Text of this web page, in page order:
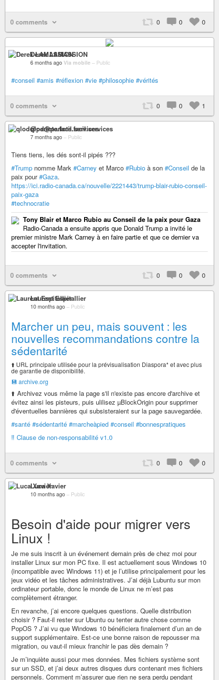
0 comments 0 0 0
Derek LAMASSION
6 months ago Via mobile – Public
#conseil #amis #réflexion #vie #philosophie #vérités
0 comments 0 0 1
qlod@parlote.facil.services
7 months ago – Public
Tiens tiens, les dés sont-il pipés ???
#Trump nomme Mark #Carney et Marco #Rubio à son #Conseil de la
paix pour#Gaza.
https://ici.radio-canada.ca/nouvelle/2221443/trump-blair-rubio-conseil-
paix-gaza
#technocratie
Tony Blair et Marco Rubio au Conseil de la paix pour Gaza
Radio-Canada a ensuite appris que Donald Trump a invité le
premier ministre Mark Carney à en faire partie et que ce dernier va
accepter l'invitation.
0 comments 0 0 0
Laurent Espitallier
10 months ago – Public
Marcher un peu, mais souvent : les
nouvelles recommandations contre la
sédentarité
⬆️ URL principale utilisée pour la prévisualisation Diaspora* et avec plus
de garantie de disponibilité.
💾 archive.org
⬆️ Archivez vous même la page s'il n'existe pas encore d'archive et
évitez ainsi les pisteurs, puis ulilisez µBlockOrigin pour supprimer
d'éventuelles bannières qui subsisteraient sur la page sauvegardée.
#santé #sédentarité #marcheàpied #conseil #bonnespratiques
‼️ Clause de non-responsabilité v1.0
0 comments 0 0 0
Luca Xavier
10 months ago – Public
Besoin d'aide pour migrer vers
Linux !
Je me suis inscrit à un événement demain près de chez moi pour
installer Linux sur mon PC fixe. Il est actuellement sous Windows 10
(incompatible avec Windows 11) et je l’utilise principalement pour les
jeux vidéo et les tâches administratives. J’ai déjà Lubuntu sur mon
ordinateur portable, donc le monde de Linux ne m’est pas
complètement étranger.
En revanche, j’ai encore quelques questions. Quelle distribution
choisir ? Faut-il rester sur Ubuntu ou tenter autre chose comme
PopOS ? J’ai vu que Windows 10 bénéficiera finalement d’un an de
support supplémentaire. Est-ce une bonne raison de repousser ma
migration, ou vaut-il mieux franchir le pas dès demain ?
Je m’inquiète aussi pour mes données. Mes fichiers système sont
sur un SSD, et j’ai deux autres disques durs contenant mes fichiers
personnels. Comment m’assurer que rien ne sera perdu pendant